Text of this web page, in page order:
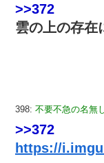
>>372
雲の上の存在
398: 不要不急の名無
>>372
https://